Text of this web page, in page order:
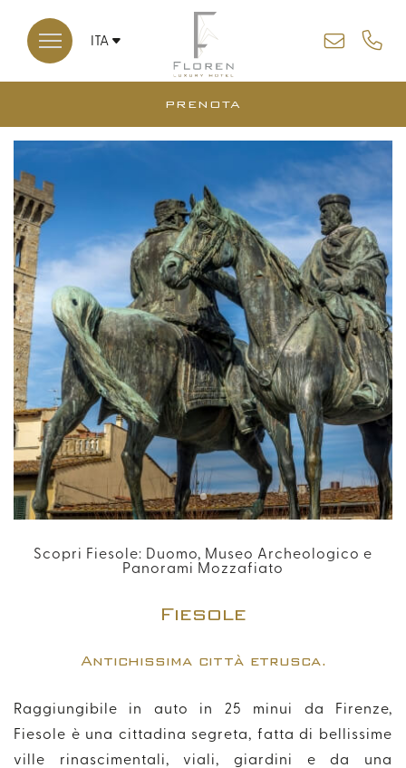
ITA
PRENOTA
ARRIVO*
07
PARTENZA*
08 AGO
CAMERE
CODICE SCONTO
Modifica / Cancella Prenotazione
+39 055 054 1261
info@florenhotel.com
Scopri Fiesole: Duomo, Museo Archeologico e
Panorami Mozzafiato
Fiesole
Antichissima città etrusca.
Raggiungibile in auto in 25 minui da Firenze,
Fiesole è una cittadina segreta, fatta di bellissime
ville rinascimentali, viali, giardini e da una